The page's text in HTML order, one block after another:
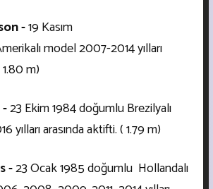
-19 Kasım
model2007-2014 yılları
m)
23 Ekim 1984 doğumlu Brezilyalı
yılları arasında aktifti. ( 1.79 m)
-23 Ocak 1985 doğumlu Hollandalı